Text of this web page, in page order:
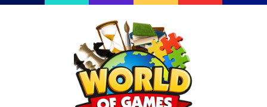
Επιτραπέζια
Παζλ